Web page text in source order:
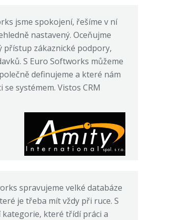
jsme spokojení, řešíme v ní
nastavený. Oceňujme
přístup zákaznické podpory,
S Euro Softworks můžeme
definujeme a které nám
systémem. Vistos CRM
spravujeme velké databáze
je třeba mít vždy při ruce. S
kategorie, které třídí práci a